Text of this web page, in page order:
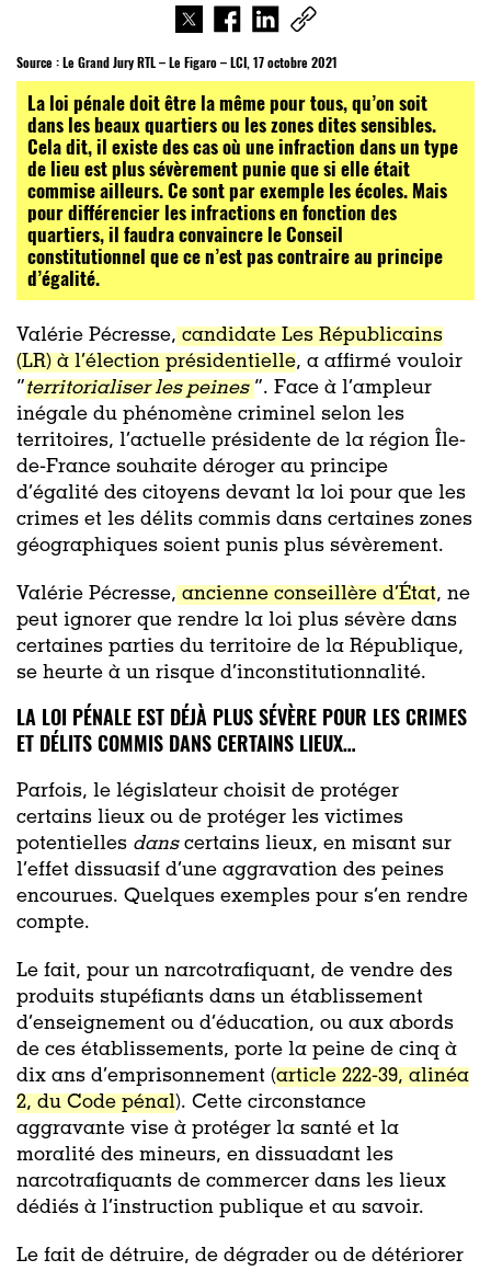
Source :Le Grand Jury RTL – Le Figaro – LCI, 17 octobre 2021
La loi pénale doit être la même pour tous, qu’on soit
dans les beaux quartiers ou les zones dites sensibles.
Cela dit, il existe des cas où une infraction dans un type
de lieu est plus sévèrement punie que si elle était
commise ailleurs. Ce sont par exemple les écoles. Mais
pour différencier les infractions en fonction des
quartiers, il faudra convaincre le Conseil
constitutionnel que ce n’est pas contraire au principe
d’égalité.
Valérie Pécresse, candidate Les Républicains
(LR) à l’élection présidentielle, a affirmé vouloir
“territorialiser les peines “. Face à l’ampleur
inégale du phénomène criminel selon les
territoires, l’actuelle présidente de la région Île-
de-France souhaite déroger au principe
d’égalité des citoyens devant la loi pour que les
crimes et les délits commis dans certaines zones
géographiques soient punis plus sévèrement.
Valérie Pécresse, ancienne conseillère d’État, ne
peut ignorer que rendre la loi plus sévère dans
certaines parties du territoire de la République,
se heurte à un risque d’inconstitutionnalité.
LA LOI PÉNALE EST DÉJÀ PLUS SÉVÈRE POUR LES CRIMES
ET DÉLITS COMMIS DANS CERTAINS LIEUX…
Parfois, le législateur choisit de protéger
certains lieux ou de protéger les victimes
potentielles danscertains lieux, en misant sur
l’effet dissuasif d’une aggravation des peines
encourues. Quelques exemples pour s’en rendre
compte.
Le fait, pour un narcotrafiquant, de vendre des
produits stupéfiants dans un établissement
d’enseignement ou d’éducation, ou aux abords
de ces établissements, porte la peine de cinq à
dix ans d’emprisonnement (article 222-39, alinéa
2, du Code pénal). Cette circonstance
aggravante vise à protéger la santé et la
moralité des mineurs, en dissuadant les
narcotrafiquants de commercer dans les lieux
dédiés à l’instruction publique et au savoir.
Le fait de détruire, de dégrader ou de détériorer